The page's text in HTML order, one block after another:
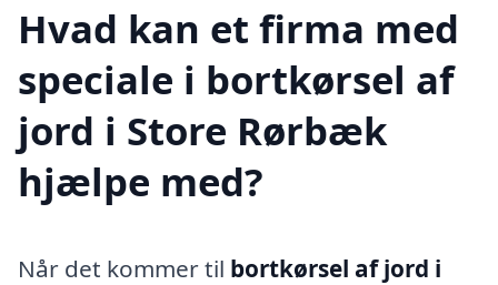
Hvad kan et firma med
speciale i bortkørsel af
jord i Store Rørbæk
hjælpe med?
Når det kommer til bortkørsel af jord i